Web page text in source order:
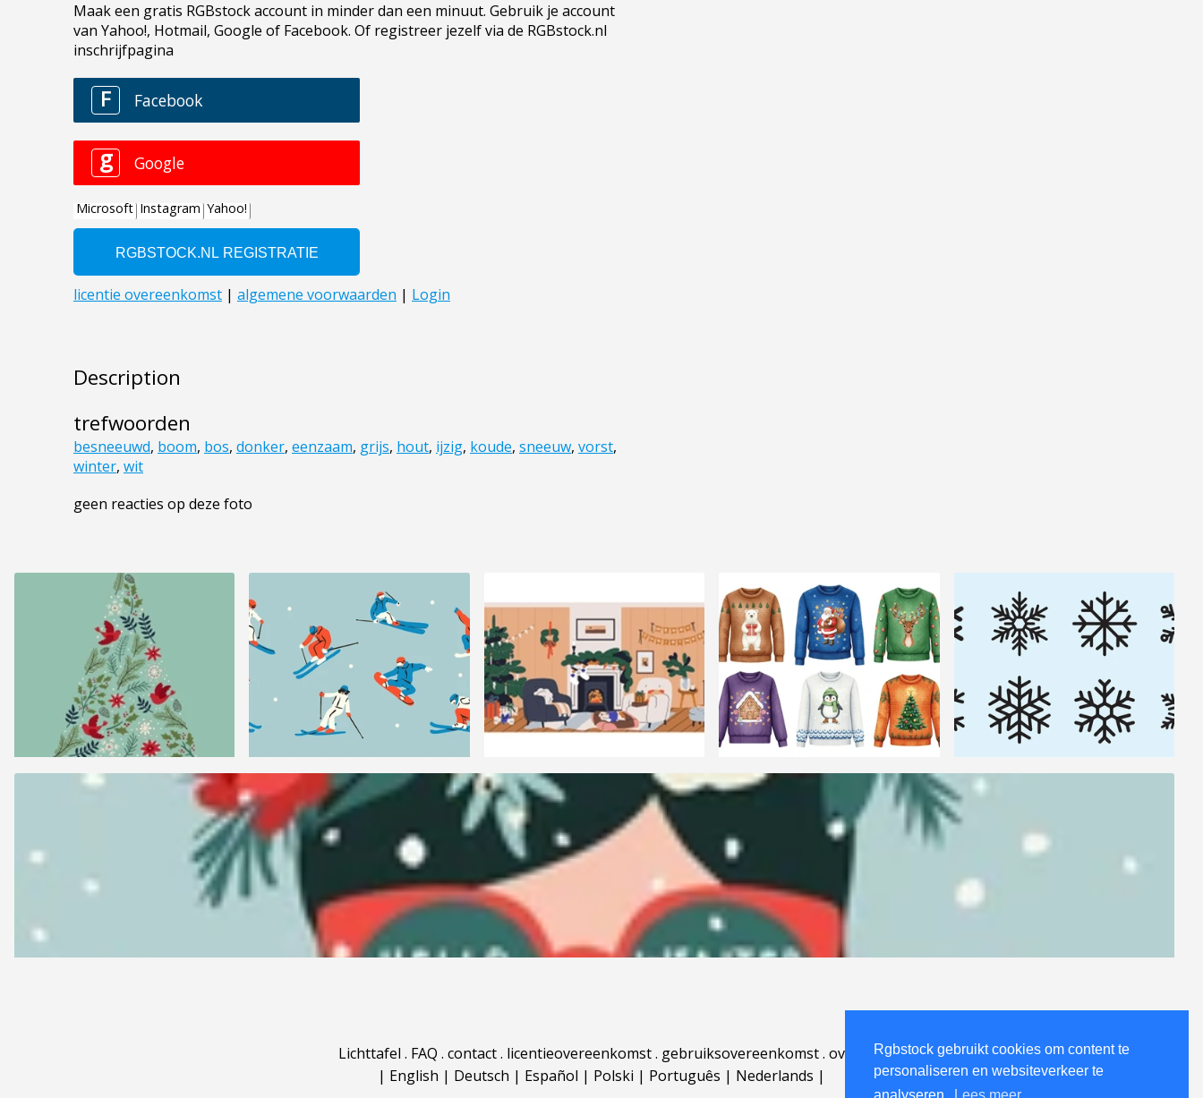
Rgbstock gebruikt cookies om content te
personaliseren en websiteverkeer te
Description
trefwoorden
besneeuwd, boom, bos, donker, eenzaam, grijs, hout, ijzig, koude, sneeuw, vorst,
winter, wit
geen reacties op deze foto
Lichttafel . FAQ . contact. licentieovereenkomst. gebruiksovereenkomst. over
| English | Deutsch | Español | Polski | Português | Nederlands |